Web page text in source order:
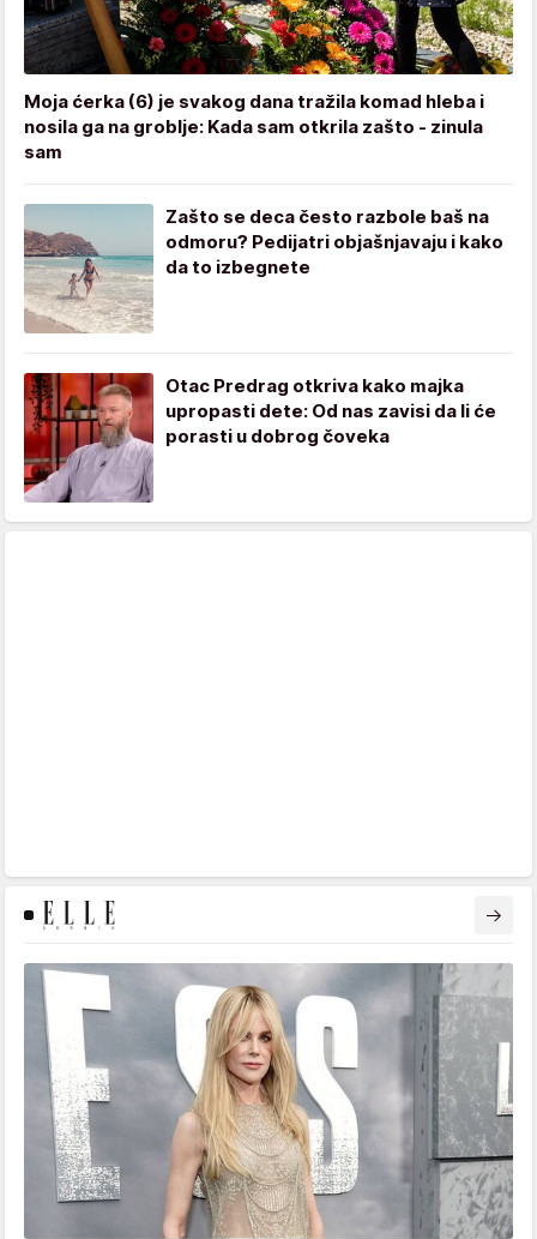
Moja ćerka (6) je svakog dana tražila komad hleba i
nosila ga na groblje: Kada sam otkrila zašto - zinula
sam
Zašto se deca često razbole baš na
odmoru? Pedijatri objašnjavaju i kako
da to izbegnete
Otac Predrag otkriva kako majka
upropasti dete: Od nas zavisi da li će
porasti u dobrog čoveka